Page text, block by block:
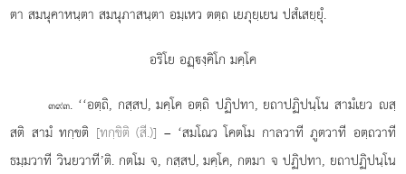
ตา สมนุคาหนฺตา สมนุภาสนฺตา อมฺเหว ตตฺถ เยภุยฺเยน ปสํเสยฺยุํ.
อริโย อฏฺงฺคิโก มคฺโค
๓๙๓. ‘‘อตฺถิ, กสฺสป, มคฺโค อตฺถิ ปฏิปทา, ยถาปฏิปนฺโน สามํเยว สฺ
สติ สามํ ทกฺขติ [ทกฺขิติ (สี.)] – ‘สมโณว โคตโม กาลวาทีภูตวาที อตฺถวาที
ธมฺมวาที วินยวาที’ติ. กตโม จ, กสฺสป, มคฺโค, กตมา จ ปฏิปทา, ยถาปฏิปนฺโน